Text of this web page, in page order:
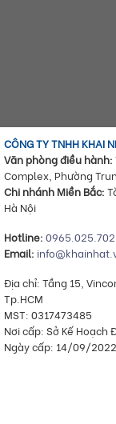
CÔNG TY TNHH KHAI
Văn phòng điều hành:
Complex, Phường
Chi nhánh Miền Bắc:
Hà Nội
Hotline: 0965.025.702
Email:
Địa chỉ: Tầng 15,
Tp.HCM
MST: 0317473485
Nơi cấp: Sở Kế Hoạch
Ngày cấp: 14/09/2022